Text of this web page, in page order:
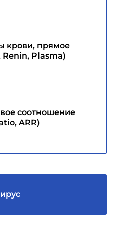
крови, прямое
Plasma)
соотношение
ARR)